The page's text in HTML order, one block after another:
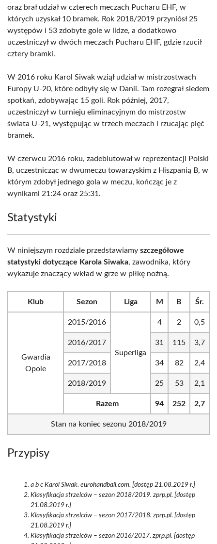
oraz brał udział w czterech meczach Pucharu EHF, w
których uzyskał 10 bramek. Rok 2018/2019 przyniósł 25
występów i 53 zdobyte gole w lidze, a dodatkowo
uczestniczył w dwóch meczach Pucharu EHF, gdzie rzucił
cztery bramki.
W 2016 roku Karol Siwak wziął udział w mistrzostwach
Europy U-20, które odbyły się w Danii. Tam rozegrał siedem
spotkań, zdobywając 15 goli. Rok później, 2017,
uczestniczył w turnieju eliminacyjnym do mistrzostw
świata U-21, występując w trzech meczach i rzucając pięć
bramek.
W czerwcu 2016 roku, zadebiutował w reprezentacji Polski
B, uczestnicząc w dwumeczu towarzyskim z Hiszpanią B, w
którym zdobył jednego gola w meczu, kończąc je z
wynikami 21:24 oraz 25:31.
Statystyki
W niniejszym rozdziale przedstawiamy szczegółowe
statystyki dotyczące Karola Siwaka, zawodnika, który
wykazuje znaczący wkład w grze w piłkę nożną.
Klub Sezon Liga M B Śr.
Gwardia
Opole
2015/2016
Superliga
4 2 0,5
2016/2017 31 115 3,7
2017/2018 34 82 2,4
2018/2019 25 53 2,1
Razem 94 252 2,7
Stan na koniec sezonu 2018/2019
Przypisy
a b c Karol Siwak. eurohandball.com. [dostęp 21.08.2019 r.]
Klasyfikacja strzelców – sezon 2018/2019. zprp.pl. [dostęp
21.08.2019 r.]
Klasyfikacja strzelców – sezon 2017/2018. zprp.pl. [dostęp
21.08.2019 r.]
Klasyfikacja strzelców – sezon 2016/2017. zprp.pl. [dostęp